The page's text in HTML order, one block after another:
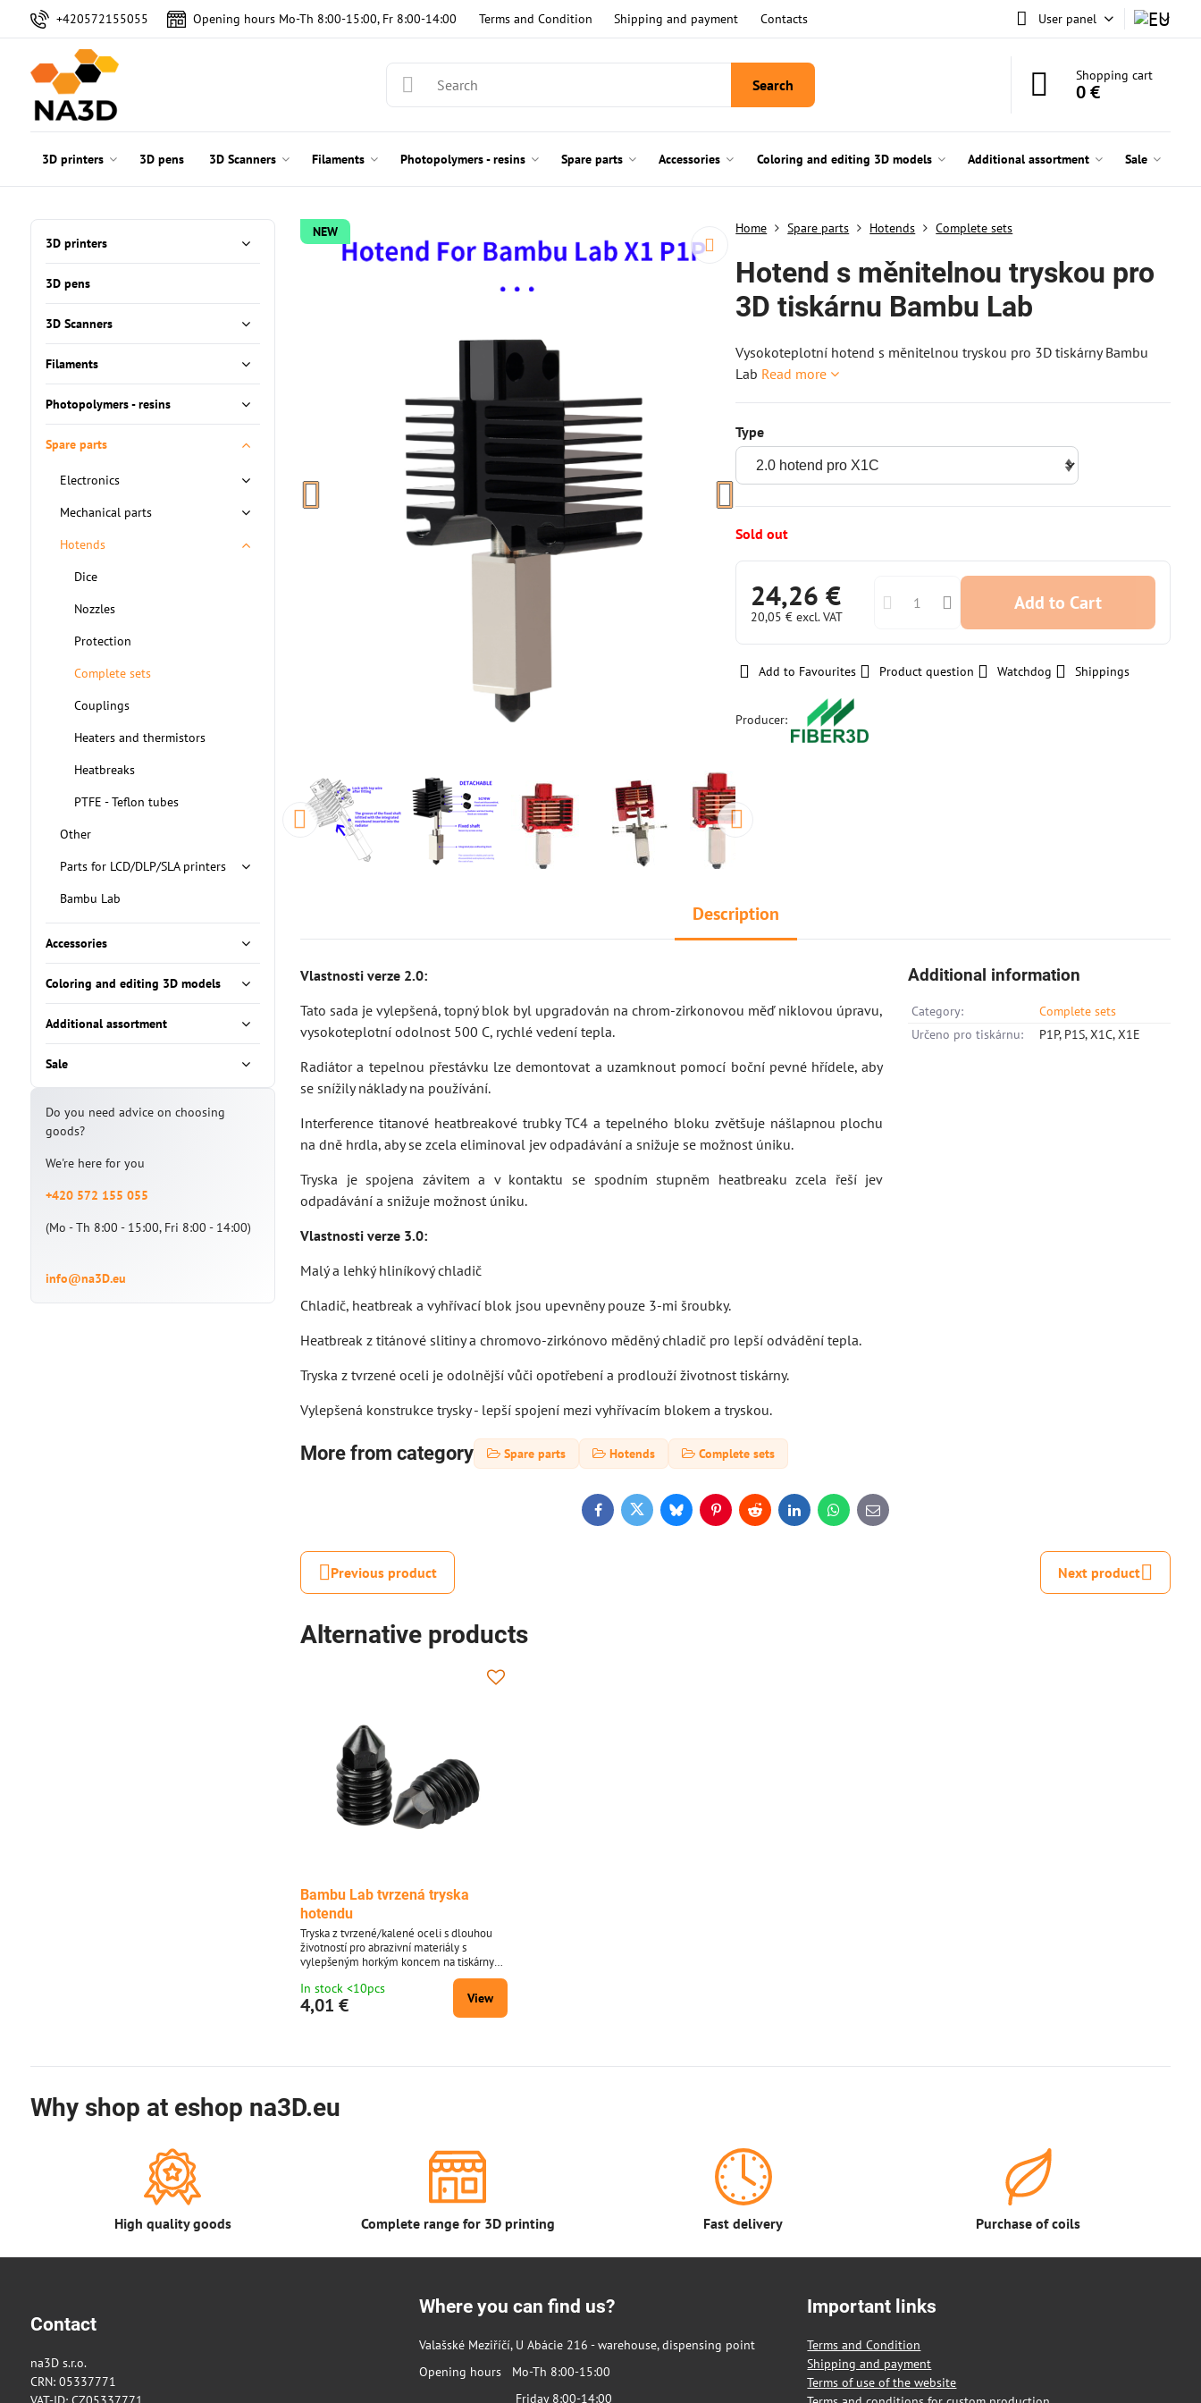
+420572155055 Opening hours Mo-Th 8:00-15:00, Fr 8:00-14:00 Terms and Condition Shipping and payment Contacts User panel
Search
Shopping cart
0 €
3D printers 3D pens 3D Scanners Filaments Photopolymers - resins Spare parts Accessories Coloring and editing 3D models Additional assortment Sale
NEW Home Spare parts Hotends Complete sets
Hotend s měnitelnou tryskou pro
3D tiskárnu Bambu Lab
Vysokoteplotní hotend s měnitelnou tryskou pro 3D tiskárny Bambu
Lab Read more
Type
Sold out
24,26 €
20,05 €excl. VAT
Add to Cart
Add to Favourites Product question Watchdog Shippings
Producer:
Description
Vlastnosti verze 2.0:
Tato sada je vylepšená, topný blok byl upgradován na chrom-zirkonovou měď niklovou úpravu,
vysokoteplotní odolnost 500 C, rychlé vedení tepla.
Radiátor a tepelnou přestávku lze demontovat a uzamknout pomocí boční pevné hřídele, aby
se snížily náklady na používání.
Interference titanové heatbreakové trubky TC4 a tepelného bloku zvětšuje nášlapnou plochu
na dně hrdla, aby se zcela eliminoval jev odpadávání a snižuje se možnost úniku.
Tryska je spojena závitem a v kontaktu se spodním stupněm heatbreaku zcela řeší jev
odpadávání a snižuje možnost úniku.
Vlastnosti verze 3.0:
Malý a lehký hliníkový chladič
Chladič, heatbreak a vyhřívací blok jsou upevněny pouze 3-mi šroubky.
Heatbreak z titánové slitiny a chromovo-zirkónovo měděný chladič pro lepší odvádění tepla.
Tryska z tvrzené oceli je odolnější vůči opotřebení a prodlouží životnost tiskárny.
Vylepšená konstrukce trysky - lepší spojení mezi vyhřívacím blokem a tryskou.
More from category Spare parts Hotends Complete sets
Additional information
Category:
Complete sets
Určeno pro tiskárnu:
P1P, P1S, X1C, X1E
FacebookTwitterBlueskyPinterestRedditLinkedInWhatsApp
E-
mail
Previous product Next product
Alternative products
Bambu Lab tvrzená tryska
hotendu
Tryska z tvrzené/kalené oceli s dlouhou
životností pro abrazivní materiály s
vylepšeným horkým koncem na tiskárny
Bambulab, kde je měnitelný hotend.
In stock <10pcs
4,01 € View
3D printers
3D pens
3D Scanners
Filaments
Photopolymers - resins
Spare parts
Electronics
Mechanical parts
Hotends
Dice
Nozzles
Protection
Complete sets
Couplings
Heaters and thermistors
Heatbreaks
PTFE - Teflon tubes
Other
Parts for LCD/DLP/SLA printers
Bambu Lab
Accessories
Coloring and editing 3D models
Additional assortment
Sale
Do you need advice on choosing
goods?
We're here for you
+420 572 155 055
(Mo - Th 8:00 - 15:00, Fri 8:00 - 14:00)
info@na3D.eu
Why shop at eshop na3D.eu
High quality goods Complete range for 3D printing Fast delivery Purchase of coils
Contact
na3D s.r.o.
CRN: 05337771
Where you can find us?
Valašské Meziříčí, U Abácie 216 - warehouse, dispensing point
Opening hours Mo-Th 8:00-15:00
Friday 8:00-14:00
Important links
Terms and Condition
Shipping and payment
Terms of use of the website